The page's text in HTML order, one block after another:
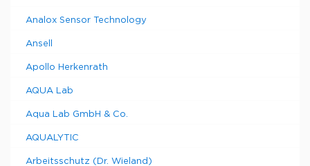
Analox Sensor Technology
Ansell
Apollo Herkenrath
AQUA Lab
Aqua Lab GmbH & Co.
AQUALYTIC
Arbeitsschutz (Dr. Wieland)